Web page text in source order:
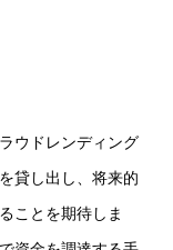
ウドレンディング
貸し出し、将来的
ことを期待しま